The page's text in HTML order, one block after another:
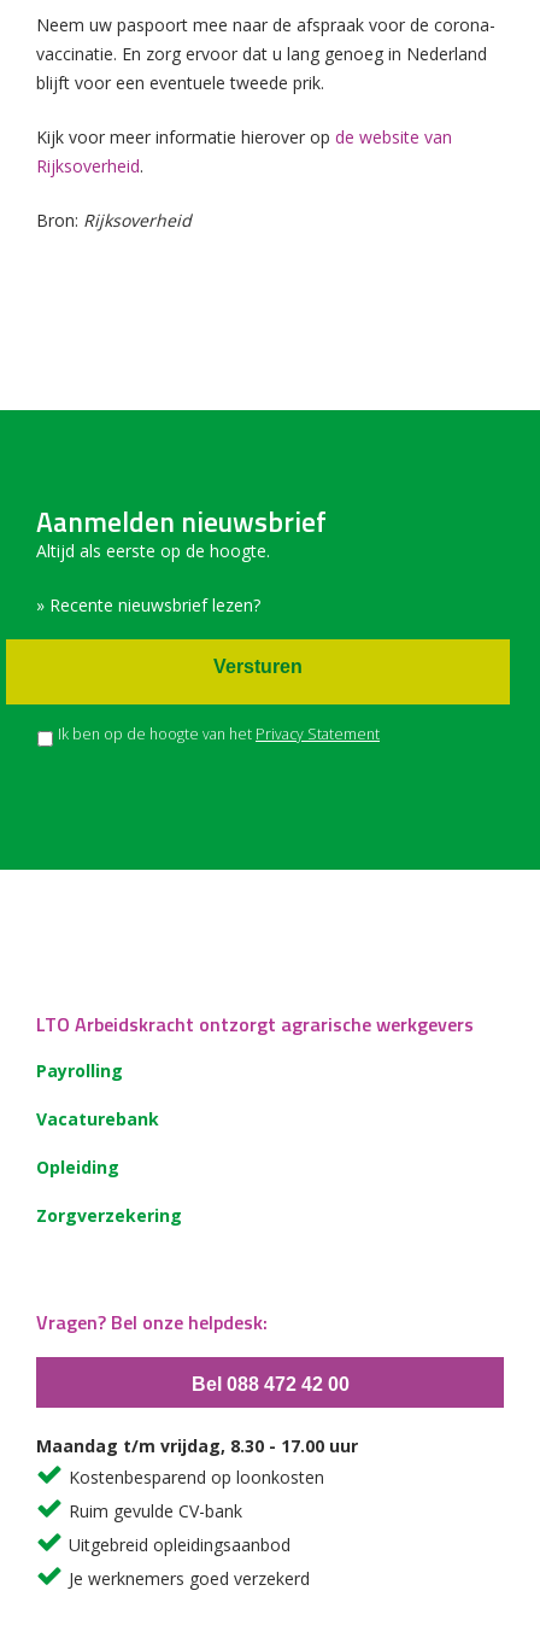
Neem uw paspoort mee naar de afspraak voor de corona-
vaccinatie. En zorg ervoor dat u lang genoeg in Nederland
blijft voor een eventuele tweede prik.
Kijk voor meer informatie hierover op de website van
Rijksoverheid.
Bron: Rijksoverheid
Aanmelden nieuwsbrief
Altijd als eerste op de hoogte.
» Recente nieuwsbrief lezen?
Ik ben op de hoogte van het Privacy Statement
Versturen
LTO Arbeidskracht ontzorgt agrarische werkgevers
Payrolling
Vacaturebank
Opleiding
Zorgverzekering
Vragen? Bel onze helpdesk:
Bel 088 472 42 00
Maandag t/m vrijdag, 8.30 - 17.00 uur
Kostenbesparend op loonkosten
Ruim gevulde CV-bank
Uitgebreid opleidingsaanbod
Je werknemers goed verzekerd